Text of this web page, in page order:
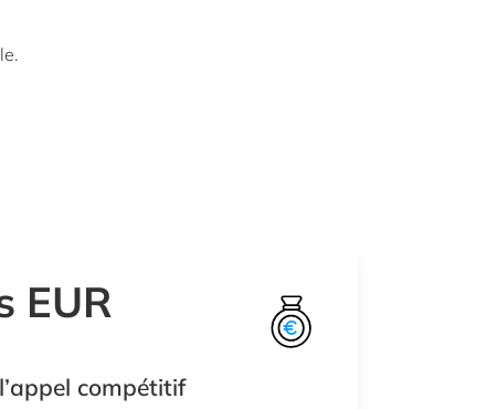
EUR
compétitif